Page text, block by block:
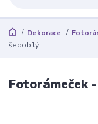
Dekorace
šedobílý
Fotorámeček